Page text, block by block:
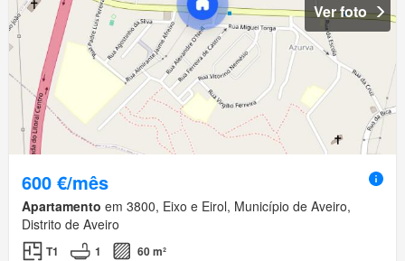
Ver foto
600 €/mês
Apartamento em 3800, Eixo e Eirol, Município de Aveiro,
Distrito de Aveiro
T1 1 60 m²